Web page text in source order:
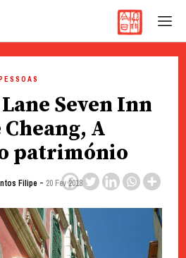
Seven Inn
A
património
Filipe - 20 Fev 2018